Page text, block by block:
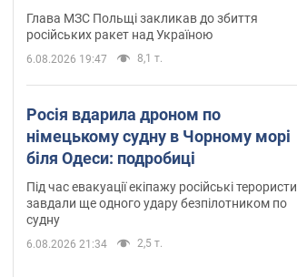
Україною
Глава МЗС Польщі закликав до збиття
російських ракет над Україною
6.08.2026 19:47 8,1 т.
Росія вдарила дроном по
німецькому судну в Чорному морі
біля Одеси: подробиці
Під час евакуації екіпажу російські терористи
завдали ще одного удару безпілотником по
судну
6.08.2026 21:34 2,5 т.